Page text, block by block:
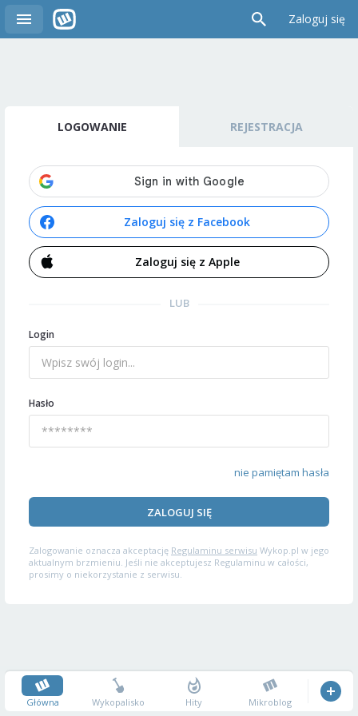
Zaloguj się
LOGOWANIE REJESTRACJA
Zaloguj się z Facebook
Zaloguj się z Apple
LUB
Login
Hasło
nie pamiętam hasła
ZALOGUJ SIĘ
Zalogowanie oznacza akceptację Regulaminu serwisu Wykop.pl w jego
aktualnym brzmieniu. Jeśli nie akceptujesz Regulaminu w całości,
prosimy o niekorzystanie z serwisu.
Główna Wykopalisko Hity Mikroblog